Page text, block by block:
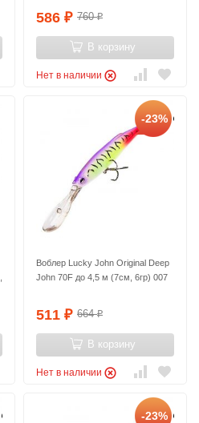
586 ₽ 760₽
В корзину
Нет в наличии
-23%
Воблер Lucky John Original Deep
John 70F до 4,5 м (7см, 6гр) 007
511 ₽ 664₽
В корзину
Нет в наличии
-23%